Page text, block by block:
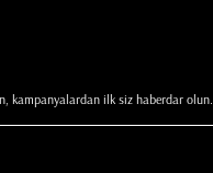
kampanyalardan ilk siz haberdar olun.